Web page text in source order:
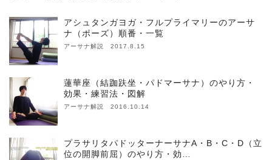
アシュタンガヨガ・フルプライマリーのアーサ
ナ（ポーズ）順番・一覧
アーサナ解説 2017.8.15
蓮華座（結跏趺坐・パドマーサナ）のやり方・
効果・練習法・図解
アーサナ解説 2016.10.14
プラサリタパドッターナーサナA・B・C・D（立
位の開脚前屈）のやり方・効…